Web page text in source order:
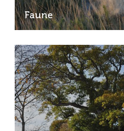
Faune